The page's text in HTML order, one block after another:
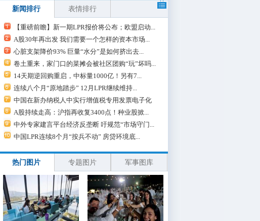
新闻排行 表情排行
【重磅前瞻】新一期LPR报价将公布；欧盟启动...
A股30年再出发 我们需要一个怎样的资本市场...
心脏支架降价93% 巨量“水分”是如何挤出去...
卷土重来，家门口的菜摊会被社区团购“玩”坏吗...
14天期逆回购重启，中标量1000亿！另有7...
连续八个月“原地踏步” 12月LPR继续维持...
中国在新办纳税人中实行增值税专用发票电子化
A股持续走高：沪指再收复3400点！种业股掀...
中外专家建言平台经济反垄断 吁规范“市场守门...
中国LPR连续8个月“按兵不动” 房贷环境底...
热门图片 专题图片 军事图库